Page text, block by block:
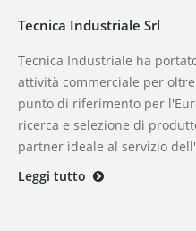
Tecnica Industriale Srl
Tecnica Industriale ha
attività commerciale per
punto di riferimento per
ricerca e selezione di
partner ideale al servizio
Leggi tutto